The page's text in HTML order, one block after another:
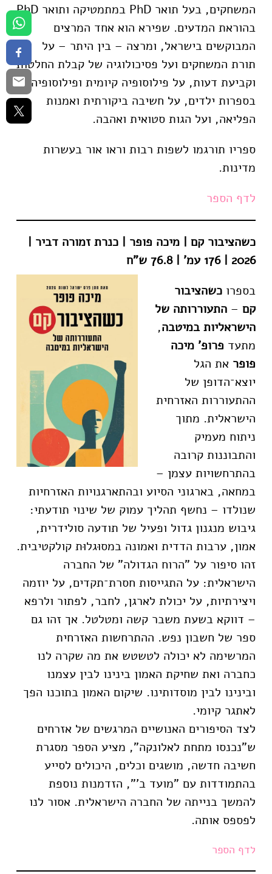
המשחקים, בעל תואר PhD במתמטיקה ותואר PhD
בהוראת המדעים. שפירא הוא אחד המרצים
המבוקשים בישראל, ומרצה – בין היתר – על
תורת המשחקים ועל פסיכולוגיה של קבלת החלטות
וקביעת דעות, על פילוסופיה קיומית ופילוסופיה
בספרות ילדים, על חשיבה ביקורתית ואמנות
הפליאה, ועל הגות סטואית ואהבה.
ספריו תורגמו לשפות רבות וראו אור בעשרות
מדינות.
לדף הספר
כשהציבור קם | מיכה פופר | כנרת זמורה דביר |
2026 | 176 עמ' | 76.8 ש"ח
בספרו כשהציבור
קם– התעוררותה של
הישראליות במיטבה,
מתעד פרופ' מיכה
פופר את הגל
יוצא־הדופן של
ההתעוררות האזרחית
הישראלית. מתוך
ניתוח מעמיק
והתבוננות קרובה
בהתרחשויות עצמן –
במחאה, בארגוני הסיוע ובהתארגנויות האזרחיות
שנולדו – נחשף תהליך עמוק של שינוי תודעתי:
גיבוש מנגנון גדול ופעיל של תודעה סולידרית,
אמון, ערבות הדדית ואמונה במסוּגלוּת קולקטיבית.
זהו סיפור על "הרוח הגדולה" של החברה
הישראלית: על התגייסות חסרת־תקדים, על יוזמה
ויצירתיות, על יכולת לארגן, לחבר, לפתור ולרפא
– דווקא בשעת משבר קשה ומטלטל. אך זהו גם
ספר של חשבון נפש. ההתרחשות האזרחית
המרשימה לא יכולה לטשטש את מה שקרה לנו
כחברה ואת שחיקת האמון בינינו לבין עצמנו
ובינינו לבין מוסדותינו. שיקום האמון בתוכנו הפך
לאתגר קיומי.
לצד הסיפורים האנושיים המרגשים של אזרחים
ש"נכנסו מתחת לאלונקה", מציע הספר מסגרת
חשיבה חדשה, מושגים וכלים, היכולים לסייע
בהתמודדות עם "מועד ב'", הזדמנות נוספת
להמשך בנייתה של החברה הישראלית. אסור לנו
לפספס אותה.
לדף הספר